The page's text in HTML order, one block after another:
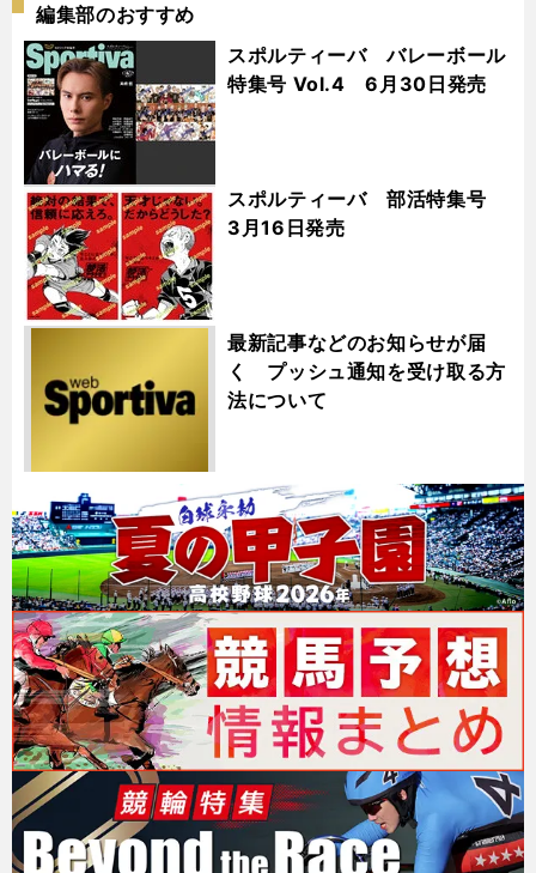
編集部のおすすめ
スポルティーバ バレーボール
特集号 Vol.4 6月30日発売
スポルティーバ 部活特集号
3月16日発売
最新記事などのお知らせが届
く プッシュ通知を受け取る方
法について